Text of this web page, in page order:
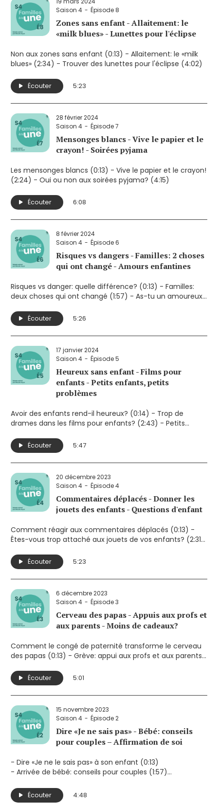
Saison 4
Épisode 8
Zones sans enfant - Allaitement: le
«milk blues» - Lunettes pour l'éclipse
Non aux zones sans enfant (0:13) - Allaitement: le «milk
blues» (2:34) - Trouver des lunettes pour l'éclipse (4:02)
Écouter 5:23
28 février 2024
Saison 4
Épisode 7
Mensonges blancs - Vive le papier et le
crayon! - Soirées pyjama
Les mensonges blancs (0:13) - Vive le papier et le crayon!
(2:24) - Oui ou non aux soirées pyjama? (4:15)
Écouter 6:08
8 février 2024
Saison 4
Épisode 6
Risques vs dangers - Familles: 2 choses
qui ont changé - Amours enfantines
Risques vs danger: quelle différence? (0:13) - Familles:
deux choses qui ont changé (1:57) - As-tu un amoureux?
Écouter 5:26
17 janvier 2024
Saison 4
Épisode 5
Heureux sans enfant - Films pour
enfants - Petits enfants, petits
problèmes
Avoir des enfants rend-il heureux? (0:14) - Trop de
drames dans les films pour enfants? (2:43) - Petits
problèmes... (4:39)
Écouter 5:47
20 décembre 2023
Saison 4
Épisode 4
Commentaires déplacés - Donner les
jouets des enfants - Questions d'enfant
Comment réagir aux commentaires déplacés (0:13) -
Êtes-vous trop attaché aux jouets de vos enfants? (2:31)
Écouter 5:23
6 décembre 2023
Saison 4
Épisode 3
Cerveau des papas - Appuis aux profs et
aux parents - Moins de cadeaux?
Comment le congé de paternité transforme le cerveau
des papas (0:13) - Grève: appui aux profs et aux parents
À propos de ce balado: Maude Goyer vous parle en 5
minutes de sujets qui ont retenu son attention sur la
famille, l’enfance et la parentalité. Elle souhaite ainsi
susciter la réflexion sur des enjeux qui touchent de près
les parents.
Écouter 5:01
15 novembre 2023
Saison 4
Épisode 2
Dire «Je ne sais pas» - Bébé: conseils
pour couples – Affirmation de soi
- Dire «Je ne le sais pas» à son enfant (0:13)
- Arrivée de bébé: conseils pour couples (1:57)
À propos de ce balado: Maude Goyer vous parle en 5
Écouter 4:48